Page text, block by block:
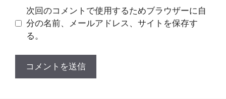
次回のコメントで使用するためブラウザーに自
分の名前、メールアドレス、サイトを保存す
る。